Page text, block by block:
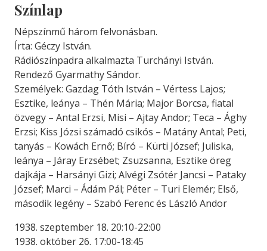
Színlap
Népszínmű három felvonásban.
Írta: Géczy István.
Rádiószínpadra alkalmazta Turchányi István.
Rendező Gyarmathy Sándor.
Személyek: Gazdag Tóth István – Vértess Lajos;
Esztike, leánya – Thén Mária; Major Borcsa, fiatal
özvegy – Antal Erzsi, Misi – Ajtay Andor; Teca – Ághy
Erzsi; Kiss Józsi számadó csikós – Matány Antal; Peti,
tanyás – Kowách Ernő; Bíró – Kürti József; Juliska,
leánya – Járay Erzsébet; Zsuzsanna, Esztike öreg
dajkája – Harsányi Gizi; Alvégi Zsótér Jancsi – Pataky
József; Marci – Ádám Pál; Péter – Turi Elemér; Első,
második legény – Szabó Ferenc és László Andor
1938. szeptember 18. 20:10-22:00
1938. október 26. 17:00-18:45